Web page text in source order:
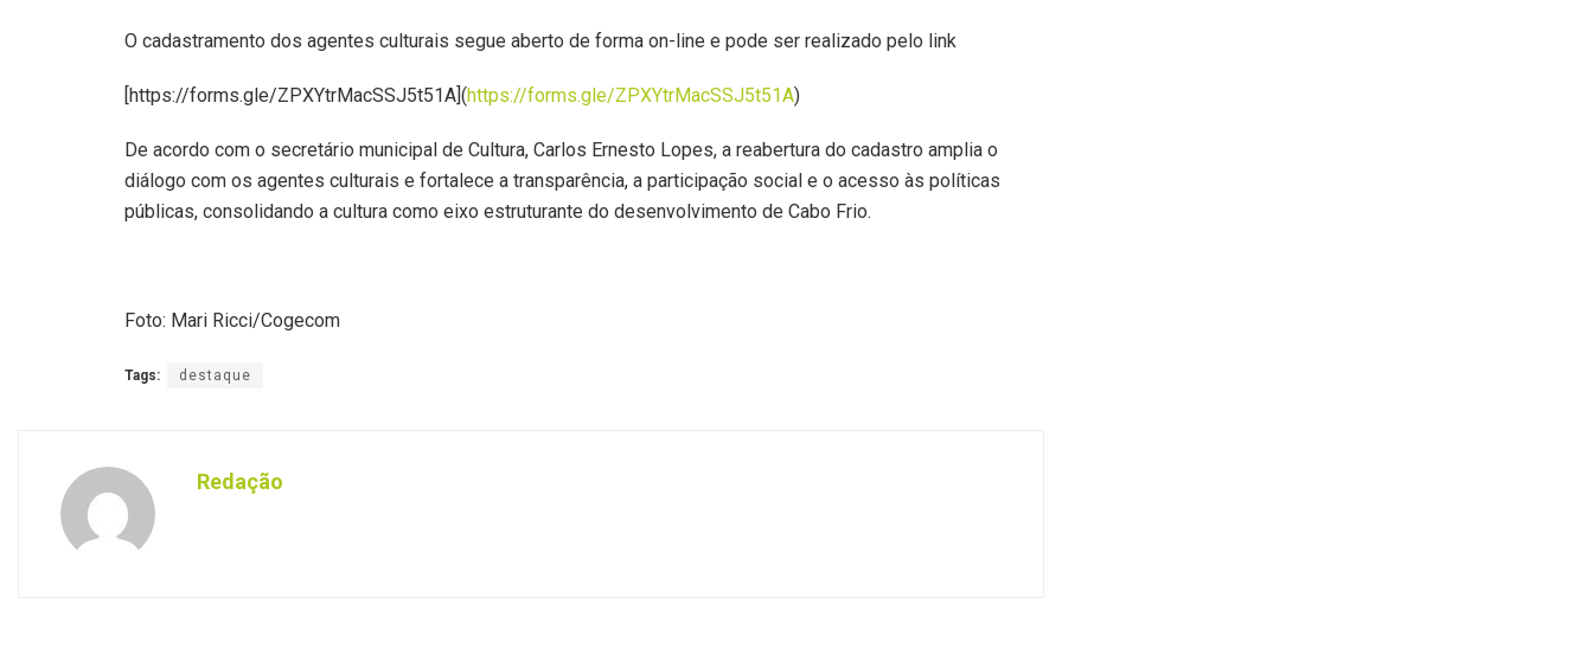
O cadastramento dos agentes culturais segue aberto de forma on-line e pode ser realizado pelo link
[https://forms.gle/ZPXYtrMacSSJ5t51A](https://forms.gle/ZPXYtrMacSSJ5t51A)
De acordo com o secretário municipal de Cultura, Carlos Ernesto Lopes, a reabertura do cadastro amplia o
diálogo com os agentes culturais e fortalece a transparência, a participação social e o acesso às políticas
públicas, consolidando a cultura como eixo estruturante do desenvolvimento de Cabo Frio.
Foto: Mari Ricci/Cogecom
Tags: destaque
Redação